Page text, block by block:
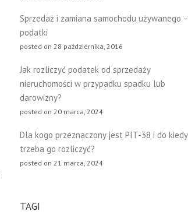
Sprzedaż i zamiana samochodu używanego –
podatki
posted on 28 października, 2016
Jak rozliczyć podatek od sprzedaży
nieruchomości w przypadku spadku lub
darowizny?
posted on 20 marca, 2024
Dla kogo przeznaczony jest PIT-38 i do kiedy
trzeba go rozliczyć?
posted on 21 marca, 2024
TAGI